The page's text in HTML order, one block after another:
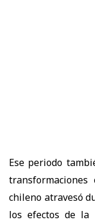
Ese periodo
transformaciones
chileno atravesó
los efectos de la